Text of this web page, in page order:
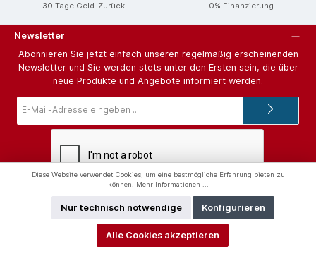
30 Tage Geld-Zurück 0% Finanzierung
Newsletter
Abonnieren Sie jetzt einfach unseren regelmäßig erscheinenden
Newsletter und Sie werden stets unter den Ersten sein, die über
neue Produkte und Angebote informiert werden.
Mail-
Unterstützung und Beratung unter:
Diese Website verwendet Cookies, um eine bestmögliche Erfahrung bieten zu
können.
Mehr Informationen ...
Nur technisch notwendige Konfigurieren
Alle Cookies akzeptieren